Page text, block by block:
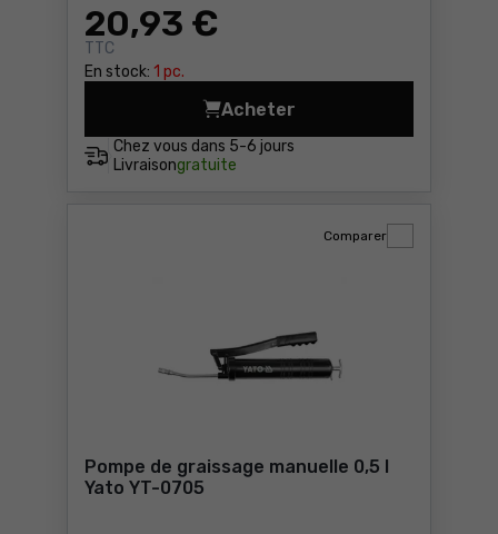
20,93 €
TTC
En stock: 1 pc.
Chez vous dans 5-6 jours
Livraisongratuite
Acheter
Pompe de graissage manuelle 0,5 l
Yato YT-0705
Comparer